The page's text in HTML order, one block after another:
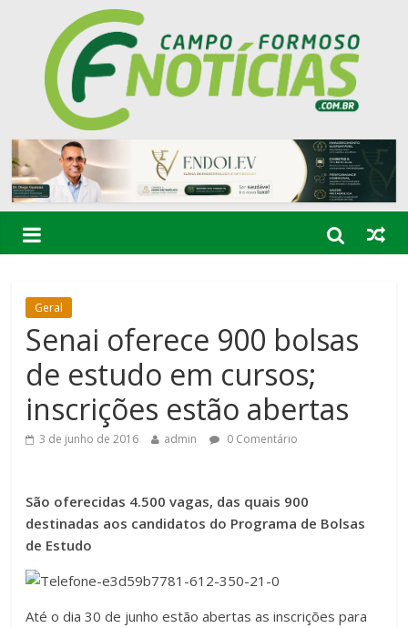
Geral
Senai oferece 900 bolsas
de estudo em cursos;
inscrições estão abertas
3 de junho de 2016 admin 0 Comentário
São oferecidas 4.500 vagas, das quais 900
destinadas aos candidatos do Programa de Bolsas
de Estudo
Até o dia 30 de junho estão abertas as inscrições para